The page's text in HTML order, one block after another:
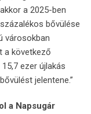
a 2025-ben
bővülése
városokban
a következő
ezer újlakás
jelentene.”
a Napsugár